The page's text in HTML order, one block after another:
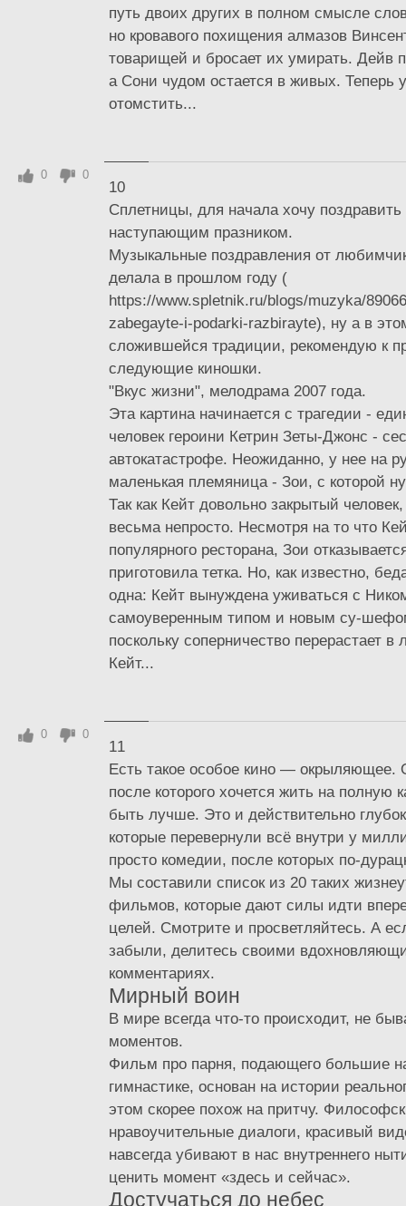
путь двоих других в полном смысле
но кровавого похищения алмазов
товарищей и бросает их умирать. Дейв
а Сони чудом остается в живых. Теперь
отомстить...
10
Сплетницы, для начала хочу поздравить
наступающим празником.
Музыкальные поздравления от
делала в прошлом году (
https://www.spletnik.ru/blogs/muzyka/
zabegayte-i-podarki-razbirayte), ну а в
сложившейся традиции, рекомендую к
следующие киношки.
"Вкус жизни", мелодрама 2007 года.
Эта картина начинается с трагедии -
человек героини Кетрин Зеты-Джонс -
автокатастрофе. Неожиданно, у нее на
маленькая племяница - Зои, с которой
Так как Кейт довольно закрытый
весьма непросто. Несмотря на то что
популярного ресторана, Зои
приготовила тетка. Но, как известно,
одна: Кейт вынуждена уживаться с
самоуверенным типом и новым су-
поскольку соперничество перерастает
Кейт...
0 0
11
Есть такое особое кино — окрыляющее.
после которого хочется жить на полную
быть лучше. Это и действительно
которые перевернули всё внутри у
просто комедии, после которых по-
Мы составили список из 20 таких
фильмов, которые дают силы идти
целей. Смотрите и просветляйтесь. А
забыли, делитесь своими
комментариях.
Мирный воин
В мире всегда что-то происходит, не
моментов.
Фильм про парня, подающего большие
гимнастике, основан на истории
этом скорее похож на притчу.
нравоучительные диалоги, красивый
навсегда убивают в нас внутреннего
ценить момент «здесь и сейчас».
Достучаться до небес
0 0